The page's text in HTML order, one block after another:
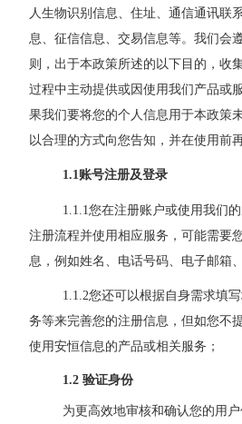
人生物识别信息、住址、通信通讯联
息、征信信息、交易信息等。我们会
则，出于本政策所述的以下目的，收
过程中主动提供或因使用我们产品或
果我们要将您的个人信息用于本政策
以合理的方式向您告知，并在使用前
1.1账号注册及登录
1.1.1您在注册账户或使用我们的
注册流程并使用相应服务，可能需要
息，例如姓名、电话号码、电子邮箱、
1.1.2您还可以根据自身需求填
务等来完善您的注册信息，但如您不
使用安恒信息的产品或相关服务；
1.2 验证身份
为更高效地审核和确认您的用